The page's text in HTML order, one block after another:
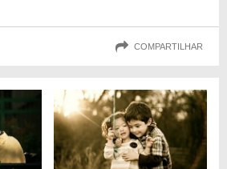
COMPARTILHAR